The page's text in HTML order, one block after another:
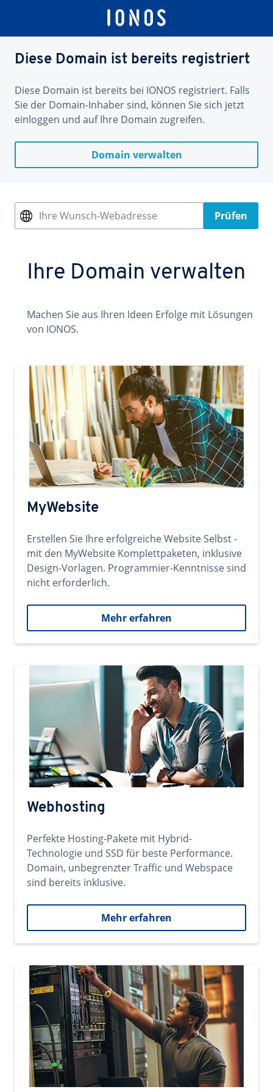
Diese Domain ist bereits registriert
Diese Domain ist bereits bei IONOS registriert. Falls
Sie der Domain-Inhaber sind, können Sie sich jetzt
einloggen und auf Ihre Domain zugreifen.
Domain verwalten
Ihre Wunsch-Webadresse Prüfen
Ihre Domain verwalten
Machen Sie aus Ihren Ideen Erfolge mit Lösungen
von IONOS.
MyWebsite
Erstellen Sie Ihre erfolgreiche Website Selbst -
mit den MyWebsite Komplettpaketen, inklusive
Design-Vorlagen. Programmier-Kenntnisse sind
nicht erforderlich.
Mehr erfahren
Webhosting
Perfekte Hosting-Pakete mit Hybrid-
Technologie und SSD für beste Performance.
Domain, unbegrenzter Traffic und Webspace
sind bereits inklusive.
Mehr erfahren